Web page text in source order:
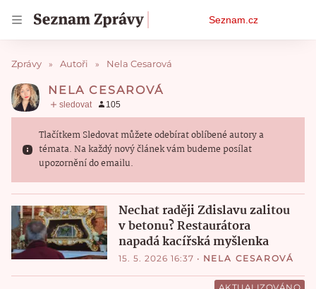
menu
Seznam.cz
Zprávy Autoři Nela Cesarová
NELA CESAROVÁ
Tlačítkem Sledovat můžete odebírat oblíbené autory a
témata. Na každý nový článek vám budeme posílat
upozornění do emailu.
Nechat raději Zdislavu zalitou
v betonu? Restaurátora
napadá kacířská myšlenka
15. 5. 2026 16:37 • NELA CESAROVÁ